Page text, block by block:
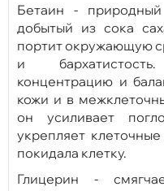
Бетаин -
добытый из сока
портит окружающую
и
концентрацию и
кожи и в
он усиливает
укрепляет
покидала клетку.
Глицерин -